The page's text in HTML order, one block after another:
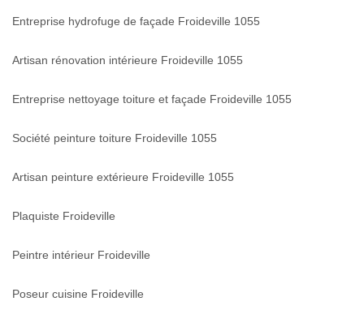
Entreprise hydrofuge de façade Froideville 1055
Artisan rénovation intérieure Froideville 1055
Entreprise nettoyage toiture et façade Froideville 1055
Société peinture toiture Froideville 1055
Artisan peinture extérieure Froideville 1055
Plaquiste Froideville
Peintre intérieur Froideville
Poseur cuisine Froideville